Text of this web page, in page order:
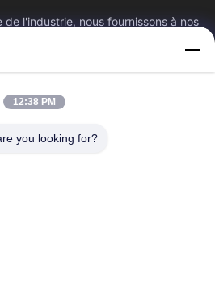
l'industrie, nous fournissons à nos
qualité de levage et de
Produits
Au Sujet De Nous
12:38 PM
you looking for?